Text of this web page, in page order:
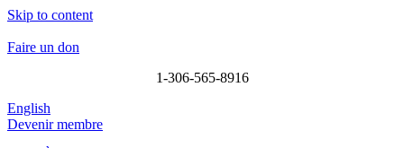
Skip to content
Faire un don
1-306-565-8916
English
Devenir membre